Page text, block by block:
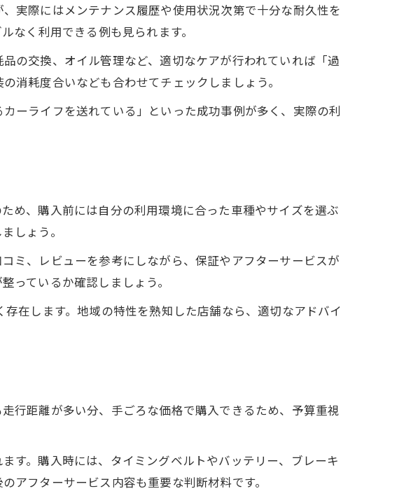
バランスとは
のポイント
め車の違い
離の優先点
るべきか解説
見極め方
車種の特徴
的な手順
知る
徹底解説
対策方法
い部分とは
実際にはメンテナンス履歴や使用状況次第で十分な耐久性を
なく利用できる例も見られます。
の交換、オイル管理など、適切なケアが行われていれば「過
消耗度合いなども合わせてチェックしましょう。
ーライフを送れている」といった成功事例が多く、実際の利
め、購入前には自分の利用環境に合った車種やサイズを選ぶ
しょう。
ミ、レビューを参考にしながら、保証やアフターサービスが
っているか確認しましょう。
在します。地域の特性を熟知した店舗なら、適切なアドバイ
行距離が多い分、手ごろな価格で購入できるため、予算重視
す。購入時には、タイミングベルトやバッテリー、ブレーキ
アフターサービス内容も重要な判断材料です。